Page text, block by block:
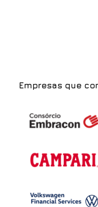
Empresas que